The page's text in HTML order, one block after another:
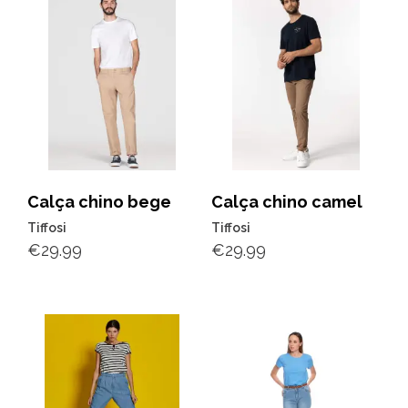
Calça chino bege
Tiffosi
€29.99
Calça chino camel
Tiffosi
€29.99